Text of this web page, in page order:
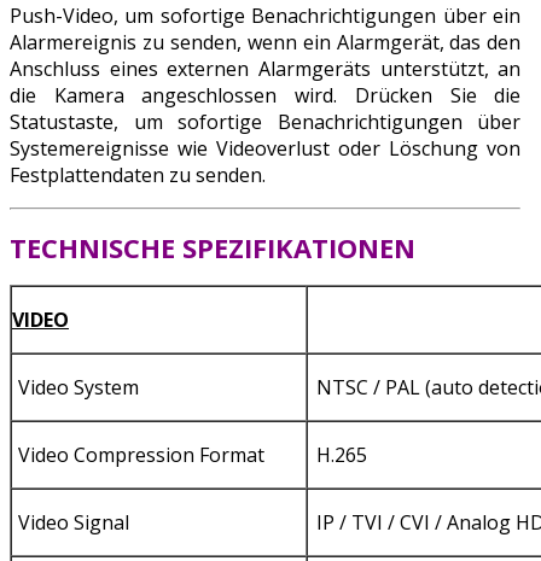
Push-Video, um sofortige Benachrichtigungen über ein
Alarmereignis zu senden, wenn ein Alarmgerät, das den
Anschluss eines externen Alarmgeräts unterstützt, an
die Kamera angeschlossen wird. Drücken Sie die
Statustaste, um sofortige Benachrichtigungen über
Systemereignisse wie Videoverlust oder Löschung von
Festplattendaten zu senden.
TECHNISCHE SPEZIFIKATIONEN
VIDEO
Video System NTSC / PAL (auto
Video Compression Format H.265
Video Signal IP / TVI / CVI / Analog